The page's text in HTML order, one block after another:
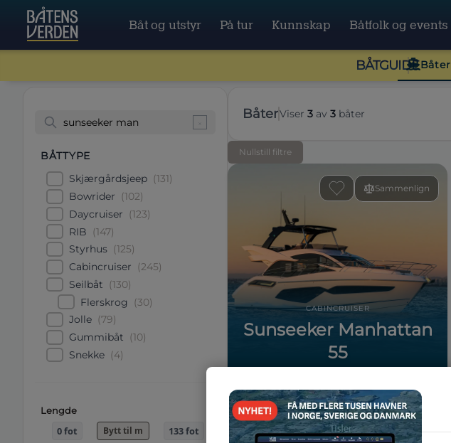
Båt og utstyr På tur Kunnskap Båtfolk og events
BÅTGUIDEBåter
BÅTTYPE
Skjærgårdsjeep (131)
Bowrider (102)
Daycruiser (123)
RIB (147)
Styrhus (125)
Cabincruiser (245)
Seilbåt (130)
Flerskrog
(30)
Jolle (79)
Gummibåt (10)
Snekke (4)
Lengde
0fot Bytt til m 133fot
båterViser 3 av 3 båter
Nullstill filtre
Sammenlign
CABINCRUISER
Sunseeker Manhattan
55